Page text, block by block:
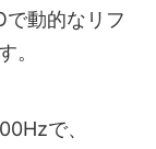
で動的なリフ
。
で、